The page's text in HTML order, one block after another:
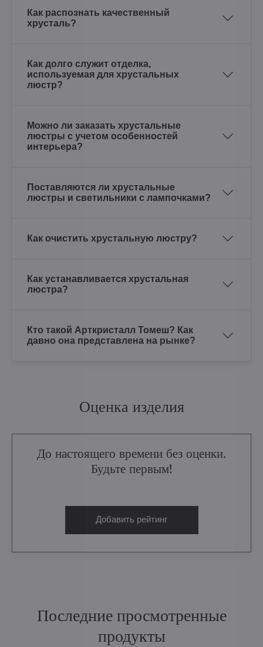
Как распознать качественный
хрусталь?
Как долго служит отделка,
используемая для хрустальных
люстр?
Можно ли заказать хрустальные
люстры с учетом особенностей
интерьера?
Поставляются ли хрустальные
люстры и светильники с лампочками?
Как очистить хрустальную люстру?
Как устанавливается хрустальная
люстра?
Кто такой Арткристалл Томеш? Как
давно она представлена на рынке?
Оценка изделия
До настоящего времени без оценки.
Будьте первым!
Добавить рейтинг
Последние просмотренные
продукты